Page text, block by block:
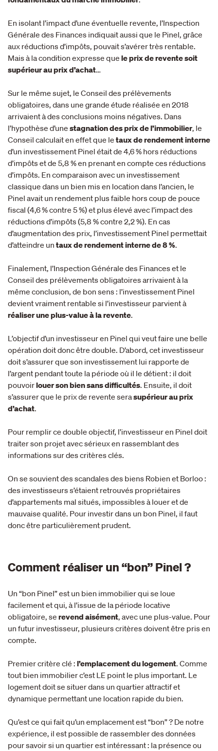
En isolant l’impact d’une éventuelle revente, l’Inspection
Générale des Finances indiquait aussi que le Pinel, grâce
aux réductions d’impôts, pouvait s’avérer très rentable.
Mais à la condition expresse que le prix de revente soit
supérieur au prix d’achat…
Sur le même sujet, le Conseil des prélèvements
obligatoires, dans une grande étude réalisée en 2018
arrivaient à des conclusions moins négatives. Dans
l’hypothèse d’une stagnation des prix de l’immobilier, le
Conseil calculait en effet que le taux de rendement interne
d’un investissement Pinel était de 4,6 % hors réductions
d’impôts et de 5,8 % en prenant en compte ces réductions
d’impôts. En comparaison avec un investissement
classique dans un bien mis en location dans l’ancien, le
Pinel avait un rendement plus faible hors coup de pouce
fiscal (4,6 % contre 5 %) et plus élevé avec l’impact des
réductions d’impôts (5,8 % contre 2,2 %). En cas
d’augmentation des prix, l’investissement Pinel permettait
d’atteindre un taux de rendement interne de 8 %.
Finalement, l’Inspection Générale des Finances et le
Conseil des prélèvements obligatoires arrivaient à la
même conclusion, de bon sens : l’investissement Pinel
devient vraiment rentable si l’investisseur parvient à
réaliser une plus-value à la revente.
L’objectif d’un investisseur en Pinel qui veut faire une belle
opération doit donc être double. D’abord, cet investisseur
doit s’assurer que son investissement lui rapporte de
l’argent pendant toute la période où il le détient : il doit
pouvoirlouer son bien sans difficultés. Ensuite, il doit
s’assurer que le prix de revente serasupérieur au prix
d’achat.
Pour remplir ce double objectif, l’investisseur en Pinel doit
traiter son projet avec sérieux en rassemblant des
informations sur des critères clés.
On se souvient des scandales des biens Robien et Borloo :
des investisseurs s’étaient retrouvés propriétaires
d’appartements mal situés, impossibles à louer et de
mauvaise qualité. Pour investir dans un bon Pinel, il faut
donc être particulièrement prudent.
Comment réaliser un “bon” Pinel ?
Un “bon Pinel” est un bien immobilier qui se loue
facilement et qui, à l’issue de la période locative
obligatoire, se revend aisément, avec une plus-value. Pour
un futur investisseur, plusieurs critères doivent être pris en
compte.
Premier critère clé : l’emplacement du logement. Comme
tout bien immobilier c’est LE point le plus important. Le
logement doit se situer dans un quartier attractif et
dynamique permettant une location rapide du bien.
Qu’est ce qui fait qu’un emplacement est “bon” ? De notre
expérience, il est possible de rassembler des données
pour savoir si un quartier est intéressant : la présence ou